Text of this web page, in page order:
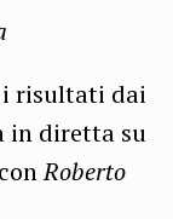
risultati dai
in diretta su
Roberto